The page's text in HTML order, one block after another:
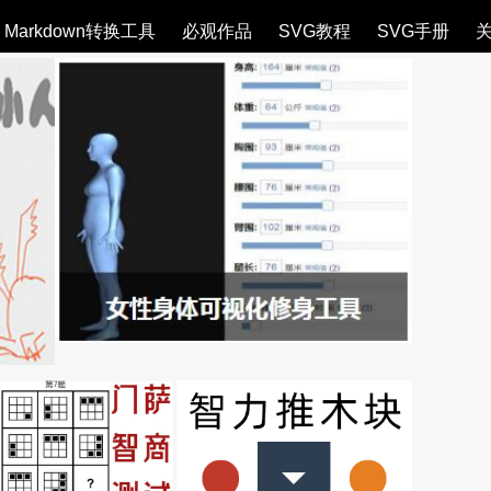
Markdown转换工具 必观作品 SVG教程 SVG手册